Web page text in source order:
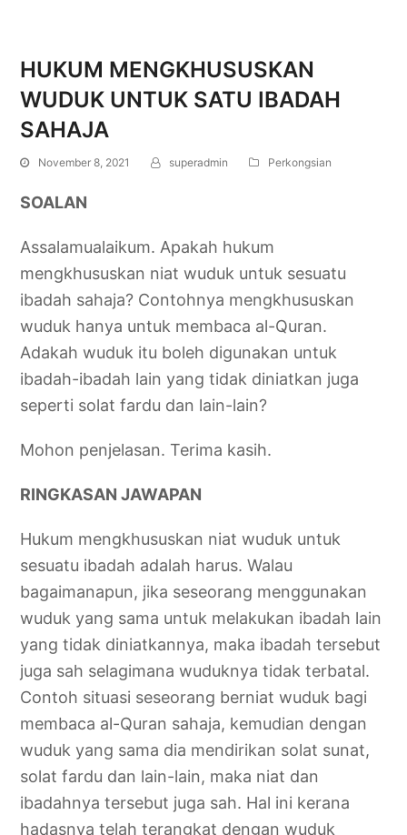
HUKUM MENGKHUSUSKAN
WUDUK UNTUK SATU IBADAH
SAHAJA
November 8, 2021 superadmin Perkongsian
SOALAN
Assalamualaikum. Apakah hukum
mengkhususkan niat wuduk untuk sesuatu
ibadah sahaja? Contohnya mengkhususkan
wuduk hanya untuk membaca al-Quran.
Adakah wuduk itu boleh digunakan untuk
ibadah-ibadah lain yang tidak diniatkan juga
seperti solat fardu dan lain-lain?
Mohon penjelasan. Terima kasih.
RINGKASAN JAWAPAN
Hukum mengkhususkan niat wuduk untuk
sesuatu ibadah adalah harus. Walau
bagaimanapun, jika seseorang menggunakan
wuduk yang sama untuk melakukan ibadah lain
yang tidak diniatkannya, maka ibadah tersebut
juga sah selagimana wuduknya tidak terbatal.
Contoh situasi seseorang berniat wuduk bagi
membaca al-Quran sahaja, kemudian dengan
wuduk yang sama dia mendirikan solat sunat,
solat fardu dan lain-lain, maka niat dan
ibadahnya tersebut juga sah. Hal ini kerana
hadasnya telah terangkat dengan wuduk